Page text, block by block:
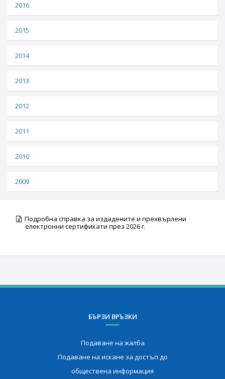
2016
2015
2014
2013
2012
2011
2010
2009
Подробна справка за издадените и прехвърлени
електронни сертификати през 2026 г.
БЪРЗИ ВРЪЗКИ
Подаване на жалба
Подаване на искане за достъп до
обществена информация